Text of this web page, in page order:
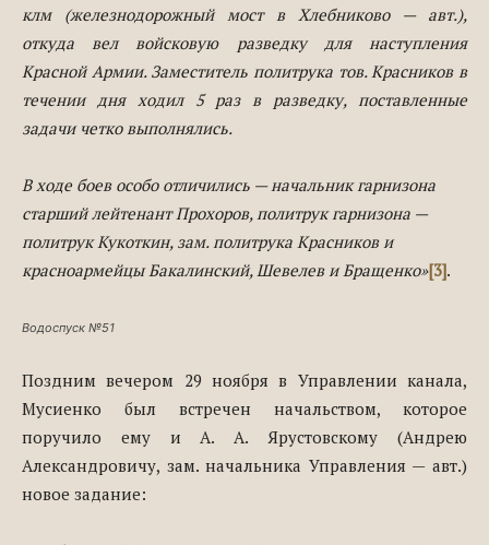
клм (железнодорожный мост в Хлебниково — авт.),
откуда вел войсковую разведку для наступления
Красной Армии. Заместитель политрука тов. Красников в
течении дня ходил 5 раз в разведку, поставленные
задачи четко выполнялись.
В ходе боев особо отличились — начальник гарнизона
старший лейтенант Прохоров, политрук гарнизона —
политрук Кукоткин, зам. политрука Красников и
красноармейцы Бакалинский, Шевелев и Бращенко»[3].
Водоспуск №51
Поздним вечером 29 ноября в Управлении канала,
Мусиенко был встречен начальством, которое
поручило ему и А. А. Ярустовскому (Андрею
Александровичу, зам. начальника Управления — авт.)
новое задание: